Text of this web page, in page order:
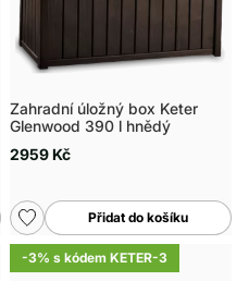
Zahradní úložný box Keter
Glenwood 390 l hnědý
2959 Kč
Přidat do košíku
-3% s kódem KETER-3